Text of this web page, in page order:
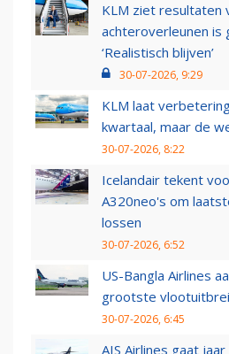
KLM ziet resultaten
achteroverleunen is
‘Realistisch blijven’
30-07-2026, 9:29
KLM laat
kwartaal, maar de
30-07-2026, 8:22
Icelandair tekent
A320neo's om
lossen
30-07-2026, 6:52
US-Bangla Airlines
grootste
30-07-2026, 6:45
AIS Airlines gaat